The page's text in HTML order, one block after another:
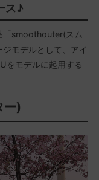
ス♪
「smoothouter(スム
モデルとして、アイ
をモデルに起用する
ー)